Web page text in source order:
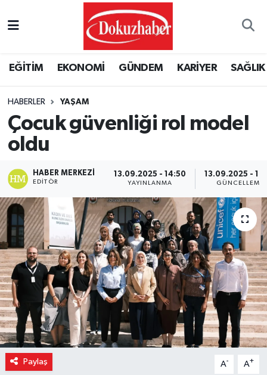
EĞİTİM EKONOMİ GÜNDEM KARİYER SAĞLIK
HABERLER YAŞAM
Çocuk güvenliği rol model
oldu
HABER MERKEZI
EDITÖR
13.09.2025 - 14:50
YAYINLANMA
13.09.2025 -
GÜNCELLEME
Paylaş A- A+
Puan Durumu ve Fikstür
Tüm Manşetler
Son Dakika Haberleri
Haber Arşivi